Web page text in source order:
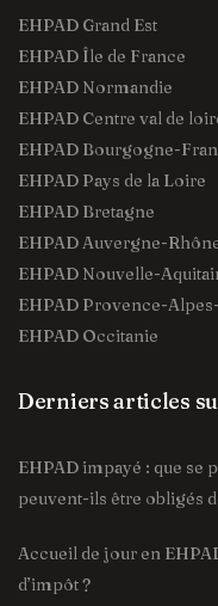
EHPAD Grand Est
EHPAD Île de France
EHPAD Normandie
EHPAD Centre val de
EHPAD Bourgogne-
EHPAD Pays de la Loire
EHPAD Bretagne
EHPAD Auvergne-
EHPAD Nouvelle-
EHPAD Provence-
EHPAD Occitanie
Derniers articles
EHPAD impayé : que se
peuvent-ils être obligés
Accueil de jour en
d’impôt ?